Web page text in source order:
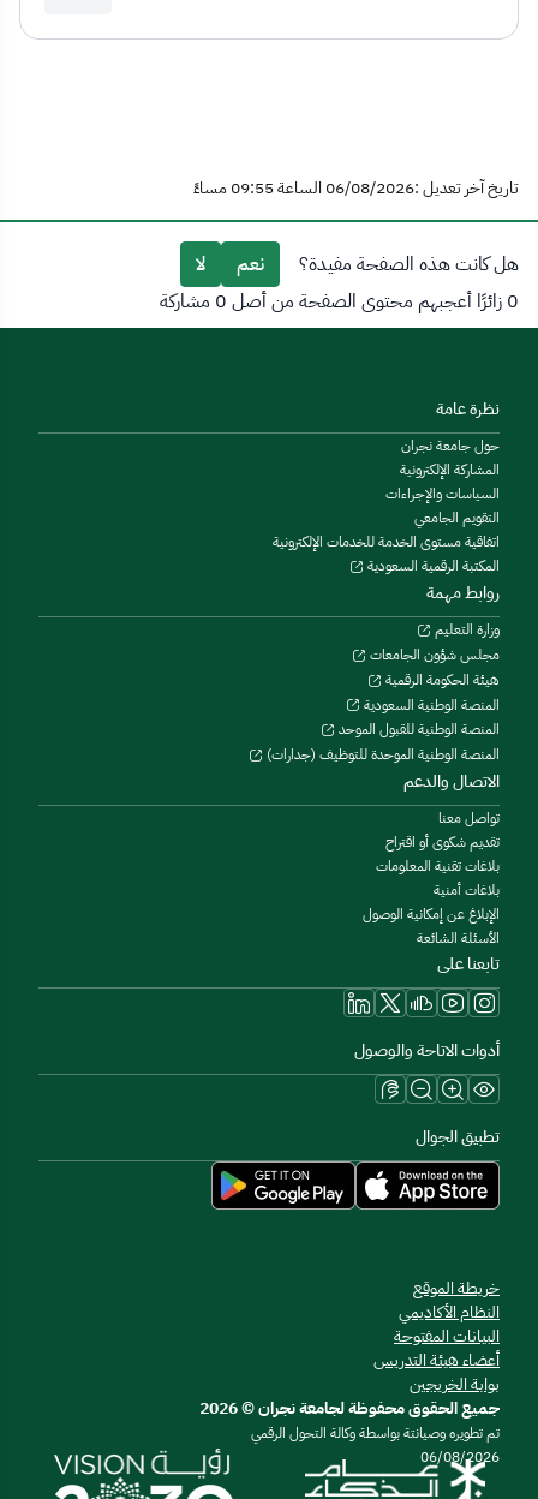
تاريخ آخر تعديل :06/08/2026 الساعة 09:55 مساءً
هل كانت هذه الصفحة مفيدة؟ نعم
لا
0 زائرًا أعجبهم محتوى الصفحة من أصل 0 مشاركة
نظرة عامة
حول جامعة نجران
المشاركة الإلكترونية
السياسات والإجراءات
التقويم الجامعي
اتفاقية مستوى الخدمة للخدمات الإلكترونية
المكتبة الرقمية السعودية
روابط مهمة
وزارة التعليم
مجلس شؤون الجامعات
هيئة الحكومة الرقمية
المنصة الوطنية السعودية
المنصة الوطنية للقبول الموحد
المنصة الوطنية الموحدة للتوظيف (جدارات)
الاتصال والدعم
تواصل معنا
تقديم شكوى أو اقتراح
بلاغات تقنية المعلومات
بلاغات أمنية
الإبلاغ عن إمكانية الوصول
الأسئلة الشائعة
تابعنا على
أدوات الاتاحة والوصول
تطبيق الجوال
خريطة الموقع
النظام الأكاديمي
البيانات المفتوحة
أعضاء هيئة التدريس
بوابة الخريجين
جميع الحقوق محفوظة لجامعة نجران © 2026
تم تطويره وصيانتة بواسطة وكالة التحول الرقمي
06/08/2026